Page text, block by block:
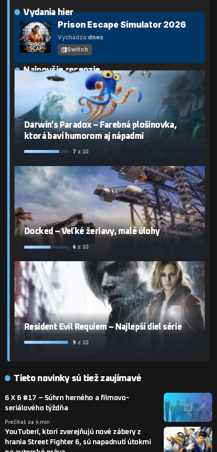
Vydania hier
Prison Escape Simulator 2026
Vychádza:dnes
Switch
Najnovšie recenzie
Darwin’s Paradox – Farebná plošinovka,
ktorá baví humorom aj nápadmi
7 z 10
Docked – Veľké žeriavy, malé úlohy
6 z 10
Resident Evil Requiem – Najlepší diel série
9 z 10
Tieto novinky sú tiež zaujímavé
6 X 6 #17 – Súhrn herného a filmovo-
seriálového týždňa
Prečítaš za 4 min
YouTuberi, ktorí zverejňujú nové zábery z
hrania Street Fighter 6, sú napadnutí útokmi